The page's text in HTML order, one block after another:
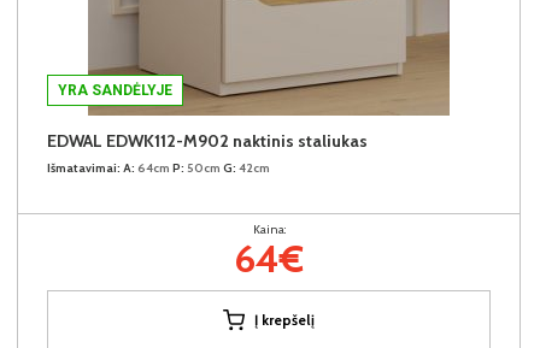
YRA SANDĖLYJE
EDWAL EDWK112-M902 naktinis staliukas
Išmatavimai: A: 64cm P: 50cm G: 42cm
Kaina:
64€
Į krepšelį